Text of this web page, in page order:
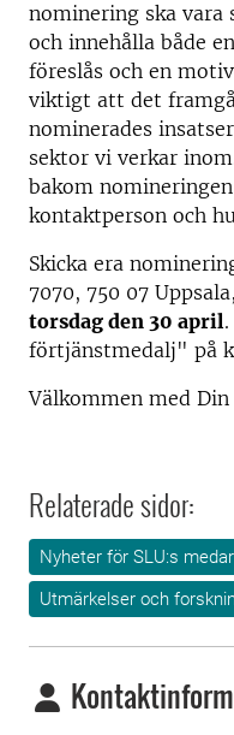
nominering ska
och innehålla både
föreslås och en
viktigt att det
nominerades
sektor vi verkar
bakom
kontaktperson och
Skicka era
7070, 750 07
torsdag den 30 april
förtjänstmedalj" på
Välkommen med
Relaterade sidor:
Nyheter för SLU:s
Utmärkelser och